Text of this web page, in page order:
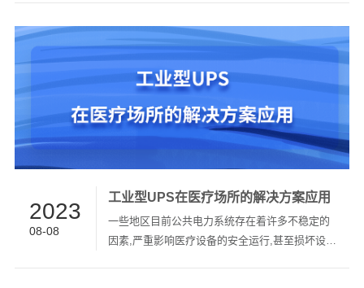
术、创新产品、创新理念与解决方案。 明星产品
力能源系统解决方案专家，携“UPS+锂电”、
LiHub系列工商业储能系统、Harmony系列家用储
能系统、AES系列第二代UPS配套锂电池系统、
动态电压恢复器、绿色工业型电源及工业配套电
源等及储能系统解决方案精彩亮相！1、储能系统
产品...
2023
08-08
工业型UPS在医疗场所的解决方案应用
一些地区目前公共电力系统存在着许多不稳定的
因素,严重影响医疗设备的安全运行,甚至损坏设备